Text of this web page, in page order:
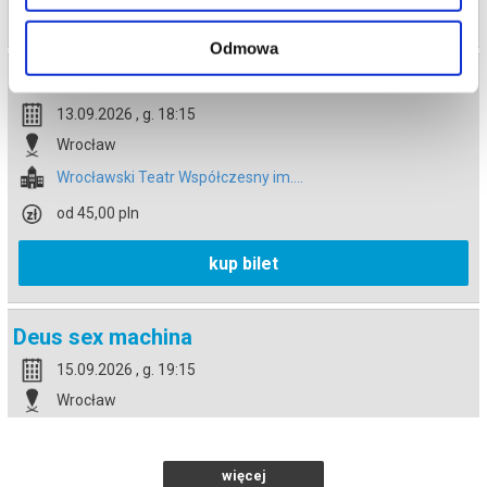
Odmowa
kup bilet
Deus sex machina
13.09.2026 , g. 18:15
Wrocław
Wrocławski Teatr Współczesny im....
od 45,00 pln
kup bilet
Deus sex machina
15.09.2026 , g. 19:15
Wrocław
więcej